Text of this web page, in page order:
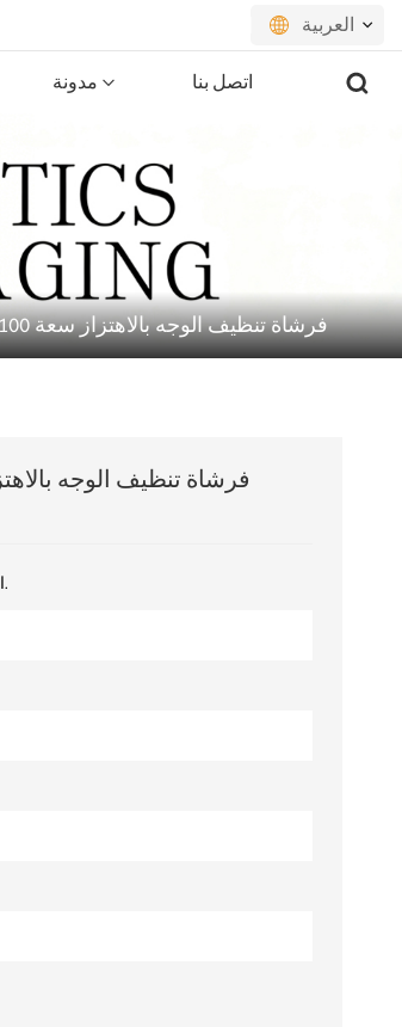
العربية
русский
español
português
مدونة اتصل بنا
فرشاة تنظيف الوجه بالاهتزاز سعة 100 مل، عبوة بلاستيكية، خدمة تصنيع المعدات الأصلية
الحد الأدنى لطلب عبوات غسول الوجه هو 5000 قطعة. يمكن إرسال عينة للتقييم.